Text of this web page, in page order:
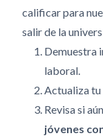
calificar para
salir de la
Demuestra
laboral.
Actualiza tu
Revisa si
jóvenes